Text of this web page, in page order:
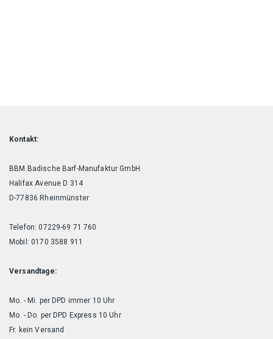
Kontakt:
BBM Badische Barf-Manufaktur GmbH
Halifax Avenue D 314
D-77836 Rheinmünster
Telefon: 07229-69 71 760
Mobil: 0170 3588 911
Versandtage:
Mo. - Mi. per DPD immer 10 Uhr
Mo. - Do. per DPD Express 10 Uhr
Fr. kein Versand